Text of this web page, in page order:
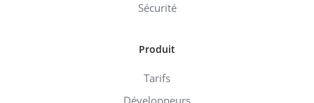
Sécurité
Produit
Tarifs